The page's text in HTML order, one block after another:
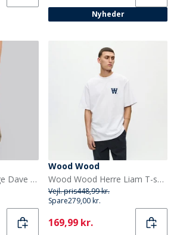
Nyheder
JACK & JONES Drenge Dave Original St 263 Baggy Fit Jeans Blue Denim
Wood Wood
Wood Wood Herre Liam T-shirt Bright White Np
Vejl. pris448,99 kr.
Spare279,00 kr.
Current
169,99 kr.